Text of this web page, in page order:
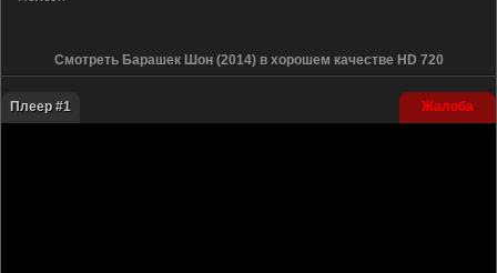
Смотреть Барашек Шон (2014) в хорошем качестве HD 720
Плеер #1 Жалоба